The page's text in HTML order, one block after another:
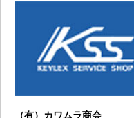
（有）カワムラ商会